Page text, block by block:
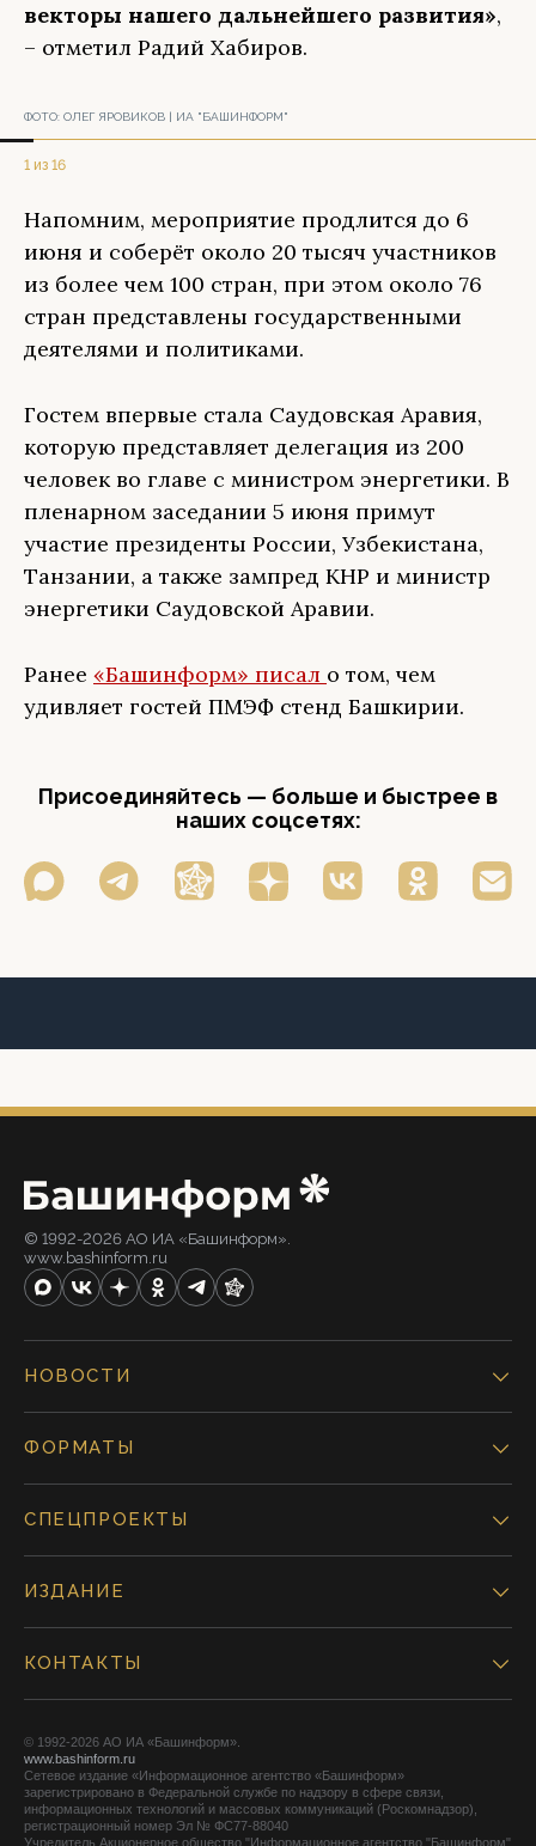
векторы нашего дальнейшего развития»,
– отметил Радий Хабиров.
ФОТО: ОЛЕГ ЯРОВИКОВ | ИА "БАШИНФОРМ"
1 из 16
Напомним, мероприятие продлится до 6
июня и соберёт около 20 тысяч участников
из более чем 100 стран, при этом около 76
стран представлены государственными
деятелями и политиками.
Гостем впервые стала Саудовская Аравия,
которую представляет делегация из 200
человек во главе с министром энергетики. В
пленарном заседании 5 июня примут
участие президенты России, Узбекистана,
Танзании, а также зампред КНР и министр
энергетики Саудовской Аравии.
Ранее «Башинформ» писал о том, чем
удивляет гостей ПМЭФ стенд Башкирии.
Присоединяйтесь — больше и быстрее в
наших соцсетях:
© 1992-2026 АО ИА «Башинформ».
www.bashinform.ru
НОВОСТИ
ФОРМАТЫ
СПЕЦПРОЕКТЫ
ИЗДАНИЕ
КОНТАКТЫ
© 1992-2026 АО ИА «Башинформ».
www.bashinform.ru
Сетевое издание «Информационное агентство «Башинформ»
зарегистрировано в Федеральной службе по надзору в сфере связи,
информационных технологий и массовых коммуникаций (Роскомнадзор),
регистрационный номер Эл № ФС77-88040
Учредитель Акционерное общество "Информационное агентство "Башинформ"